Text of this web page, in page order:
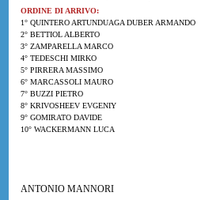
ORDINE DI ARRIVO:
1° QUINTERO ARTUNDUAGA DUBER ARMANDO
2° BETTIOL ALBERTO
3° ZAMPARELLA MARCO
4° TEDESCHI MIRKO
5° PIRRERA MASSIMO
6° MARCASSOLI MAURO
7° BUZZI PIETRO
8° KRIVOSHEEV EVGENIY
9° GOMIRATO DAVIDE
10° WACKERMANN LUCA
ANTONIO MANNORI